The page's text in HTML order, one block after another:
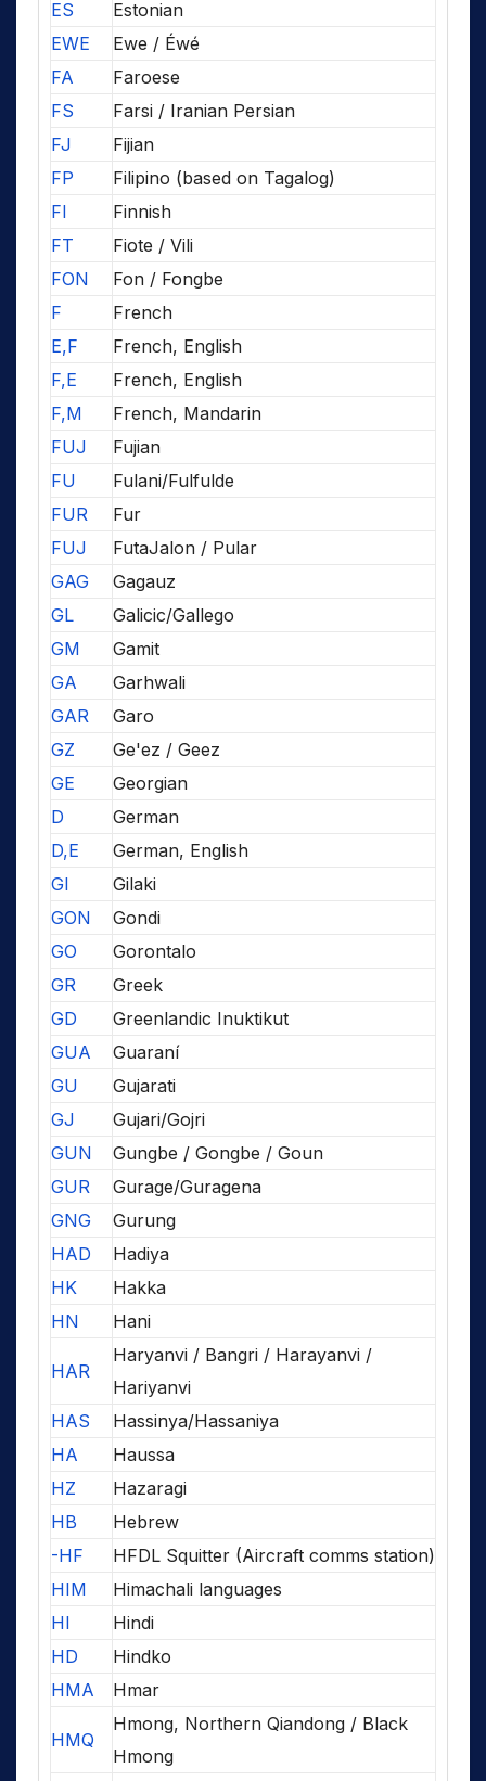
ES
Estonian
EWE
Ewe / Éwé
FA
Faroese
FS
Farsi / Iranian Persian
FJ
Fijian
FP
Filipino (based on Tagalog)
FI
Finnish
FT
Fiote / Vili
FON
Fon / Fongbe
F
French
E,F
French, English
F,E
French, English
F,M
French, Mandarin
FUJ
Fujian
FU
Fulani/Fulfulde
FUR
Fur
FUJ
FutaJalon / Pular
GAG
Gagauz
GL
Galicic/Gallego
GM
Gamit
GA
Garhwali
GAR
Garo
GZ
Ge'ez / Geez
GE
Georgian
D
German
D,E
German, English
GI
Gilaki
GON
Gondi
GO
Gorontalo
GR
Greek
GD
Greenlandic Inuktikut
GUA
Guaraní
GU
Gujarati
GJ
Gujari/Gojri
GUN
Gungbe / Gongbe / Goun
GUR
Gurage/Guragena
GNG
Gurung
HAD
Hadiya
HK
Hakka
HN
Hani
HAR
Haryanvi / Bangri / Harayanvi /
Hariyanvi
HAS
Hassinya/Hassaniya
HA
Haussa
HZ
Hazaragi
HB
Hebrew
-HF
HFDL Squitter (Aircraft comms station)
HIM
Himachali languages
HI
Hindi
HD
Hindko
HMA
Hmar
HMQ
Hmong, Northern Qiandong / Black
Hmong